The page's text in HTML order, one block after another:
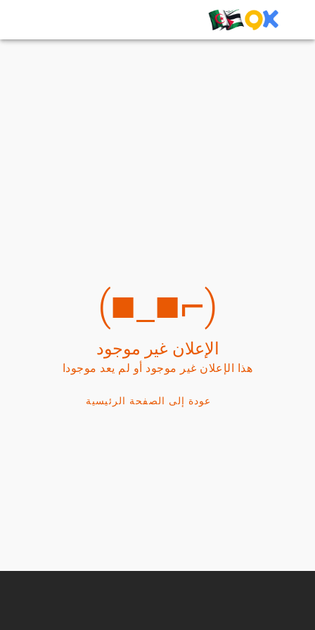
(⌐■_■)
الإعلان غير موجود
هذا الإعلان غير موجود أو لم يعد موجودا
عودة إلى الصفحة الرئيسية